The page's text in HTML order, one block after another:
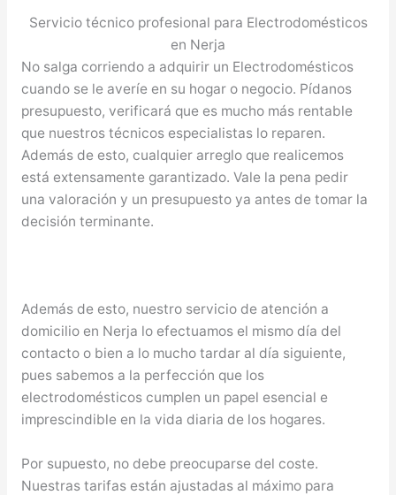
Servicio técnico profesional para Electrodomésticos
en Nerja
No salga corriendo a adquirir un Electrodomésticos
cuando se le averíe en su hogar o negocio. Pídanos
presupuesto, verificará que es mucho más rentable
que nuestros técnicos especialistas lo reparen.
Además de esto, cualquier arreglo que realicemos
está extensamente garantizado. Vale la pena pedir
una valoración y un presupuesto ya antes de tomar la
decisión terminante.
Además de esto, nuestro servicio de atención a
domicilio en Nerja lo efectuamos el mismo día del
contacto o bien a lo mucho tardar al día siguiente,
pues sabemos a la perfección que los
electrodomésticos cumplen un papel esencial e
imprescindible en la vida diaria de los hogares.
Por supuesto, no debe preocuparse del coste.
Nuestras tarifas están ajustadas al máximo para